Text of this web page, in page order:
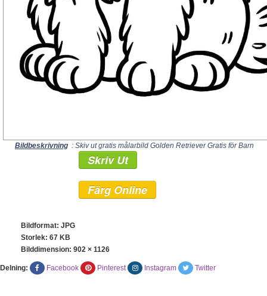
Bildbeskrivning : Skiv ut gratis målarbild Golden Retriever Gratis för Barn
Skriv Ut
Färg Online
Bildformat: JPG
Storlek: 67 KB
Bilddimension: 902 × 1126
Delning: Facebook Pinterest Instagram Twitter